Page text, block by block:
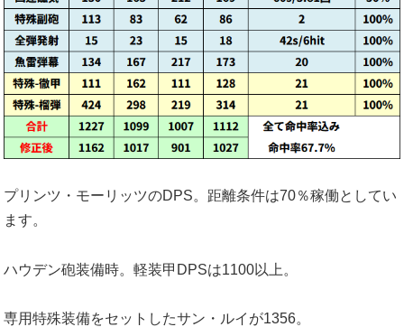
プリンツ・モーリッツのDPS。距離条件は70％稼働としてい
ます。
ハウデン砲装備時。軽装甲DPSは1100以上。
専用特殊装備をセットしたサン・ルイが1356。